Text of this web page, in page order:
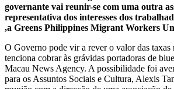
governante vai reunir-se com uma outra
representativa dos interesses dos
,a Greens Philippines Migrant Workers
O Governo pode vir a rever o valor das taxas
tenciona cobrar às grávidas portadoras de
Macau News Agency. A possibilidade foi
para os Assuntos Sociais e Cultura, Alexis